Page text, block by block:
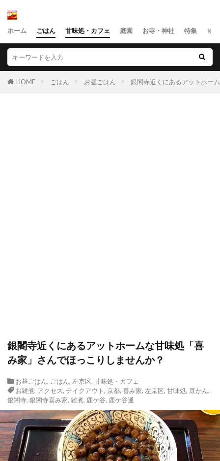
ホーム ごはん 甘味処・カフェ 庭園 お寺・神社 特集 サ
HOME ごはん お昼ごはん 銀閣寺近くにあるアットホー
銀閣寺近くにあるアットホームな甘味処「喜
み家」さんでほっこりしませんか？
お昼ごはん, ごはん, 左京区, 甘味処・カフェ
お雑煮, アクセス, テイクアウト, 京都, 喜み家, 左京区, 甘味処, 豆かん,
銀閣寺, 銀閣寺喜み家, 雑煮, 鹿ケ谷, 鹿ケ谷通